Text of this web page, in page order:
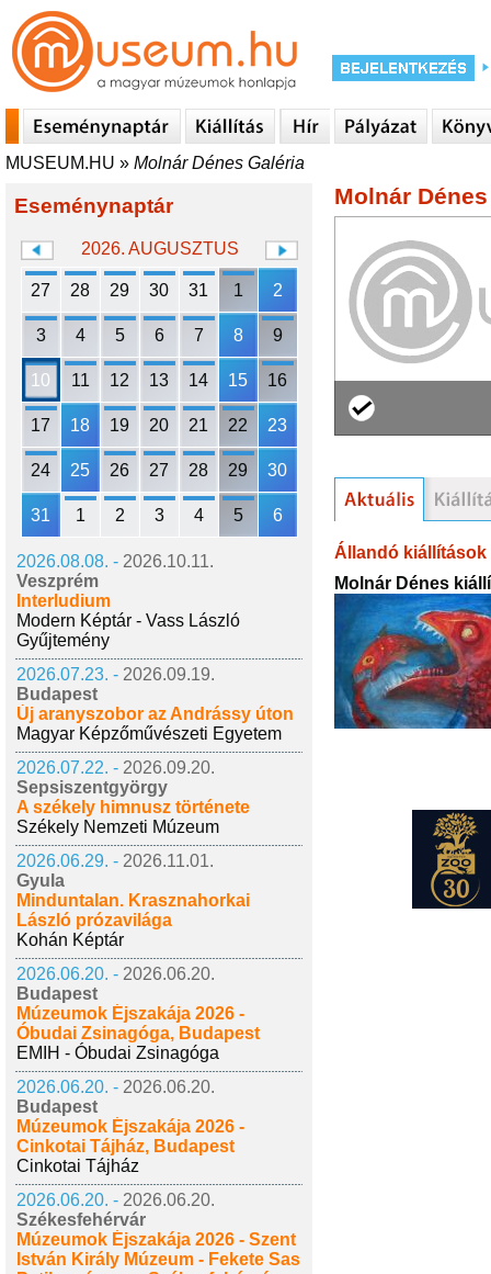
MUSEUM.HU » Molnár Dénes Galéria
Eseménynaptár
2026. AUGUSZTUS
27 28 29 30 31 1 2
3 4 5 6 7 8 9
10 11 12 13 14 15 16
17 18 19 20 21 22 23
24 25 26 27 28 29 30
31 1 2 3 4 5 6
2026.08.08. - 2026.10.11.
Veszprém
Interludium
Modern Képtár - Vass László
Gyűjtemény
2026.07.23. - 2026.09.19.
Budapest
Új aranyszobor az Andrássy úton
Magyar Képzőművészeti Egyetem
2026.07.22. - 2026.09.20.
Sepsiszentgyörgy
A székely himnusz története
Székely Nemzeti Múzeum
2026.06.29. - 2026.11.01.
Gyula
Minduntalan. Krasznahorkai
László prózavilága
Kohán Képtár
2026.06.20. - 2026.06.20.
Budapest
Múzeumok Éjszakája 2026 -
Óbudai Zsinagóga, Budapest
EMIH - Óbudai Zsinagóga
2026.06.20. - 2026.06.20.
Budapest
Múzeumok Éjszakája 2026 -
Cinkotai Tájház, Budapest
Cinkotai Tájház
2026.06.20. - 2026.06.20.
Székesfehérvár
Múzeumok Éjszakája 2026 - Szent
István Király Múzeum - Fekete Sas
Molnár
Állandó kiállítások
Molnár Dénes